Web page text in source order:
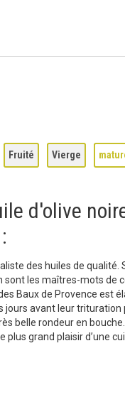
Fruité Vierge
d'olive
des huiles de
sont les maîtres-mots de
Baux de Provence est
avant leur trituration
belle rondeur en
grand plaisir d’une